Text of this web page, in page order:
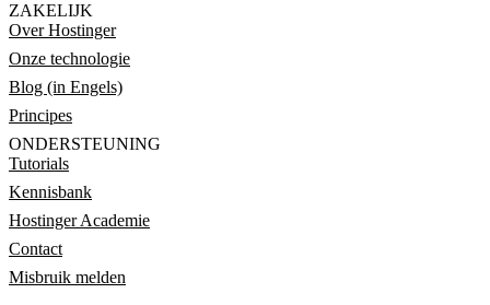
ZAKELIJK
Over Hostinger
Onze technologie
Blog (in Engels)
Principes
ONDERSTEUNING
Tutorials
Kennisbank
Hostinger Academie
Contact
Misbruik melden